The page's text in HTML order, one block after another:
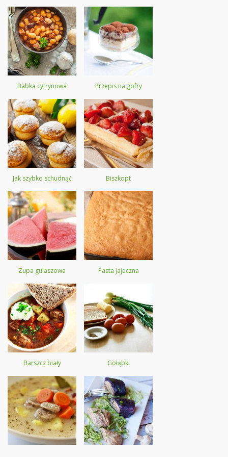
Babka cytrynowa Przepis na gofry
Jak szybko schudnąć Biszkopt
Zupa gulaszowa Pasta jajeczna
Barszcz biały Gołąbki